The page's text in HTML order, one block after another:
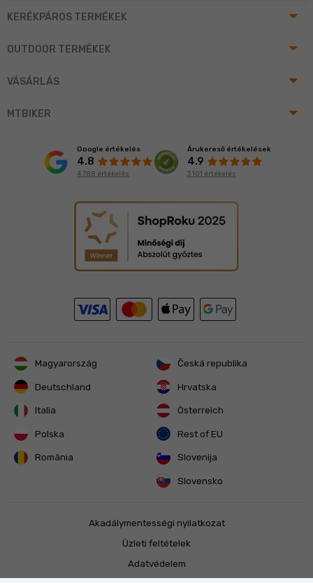
arrow_drop_up
KERÉKPÁROS TERMÉKEK
arrow_drop_up
OUTDOOR TERMÉKEK
arrow_drop_up
VÁSÁRLÁS
arrow_drop_up
MTBIKER
Google értékelés
4.8
4 788 értékelés
Árukereső értékelések
4.9
3 101 értékelés
Magyarország Česká republika
Deutschland Hrvatska
Italia Österreich
Polska Rest of EU
România Slovenija
Slovensko
Akadálymentességi nyilatkozat
Üzleti feltételek
Adatvédelem